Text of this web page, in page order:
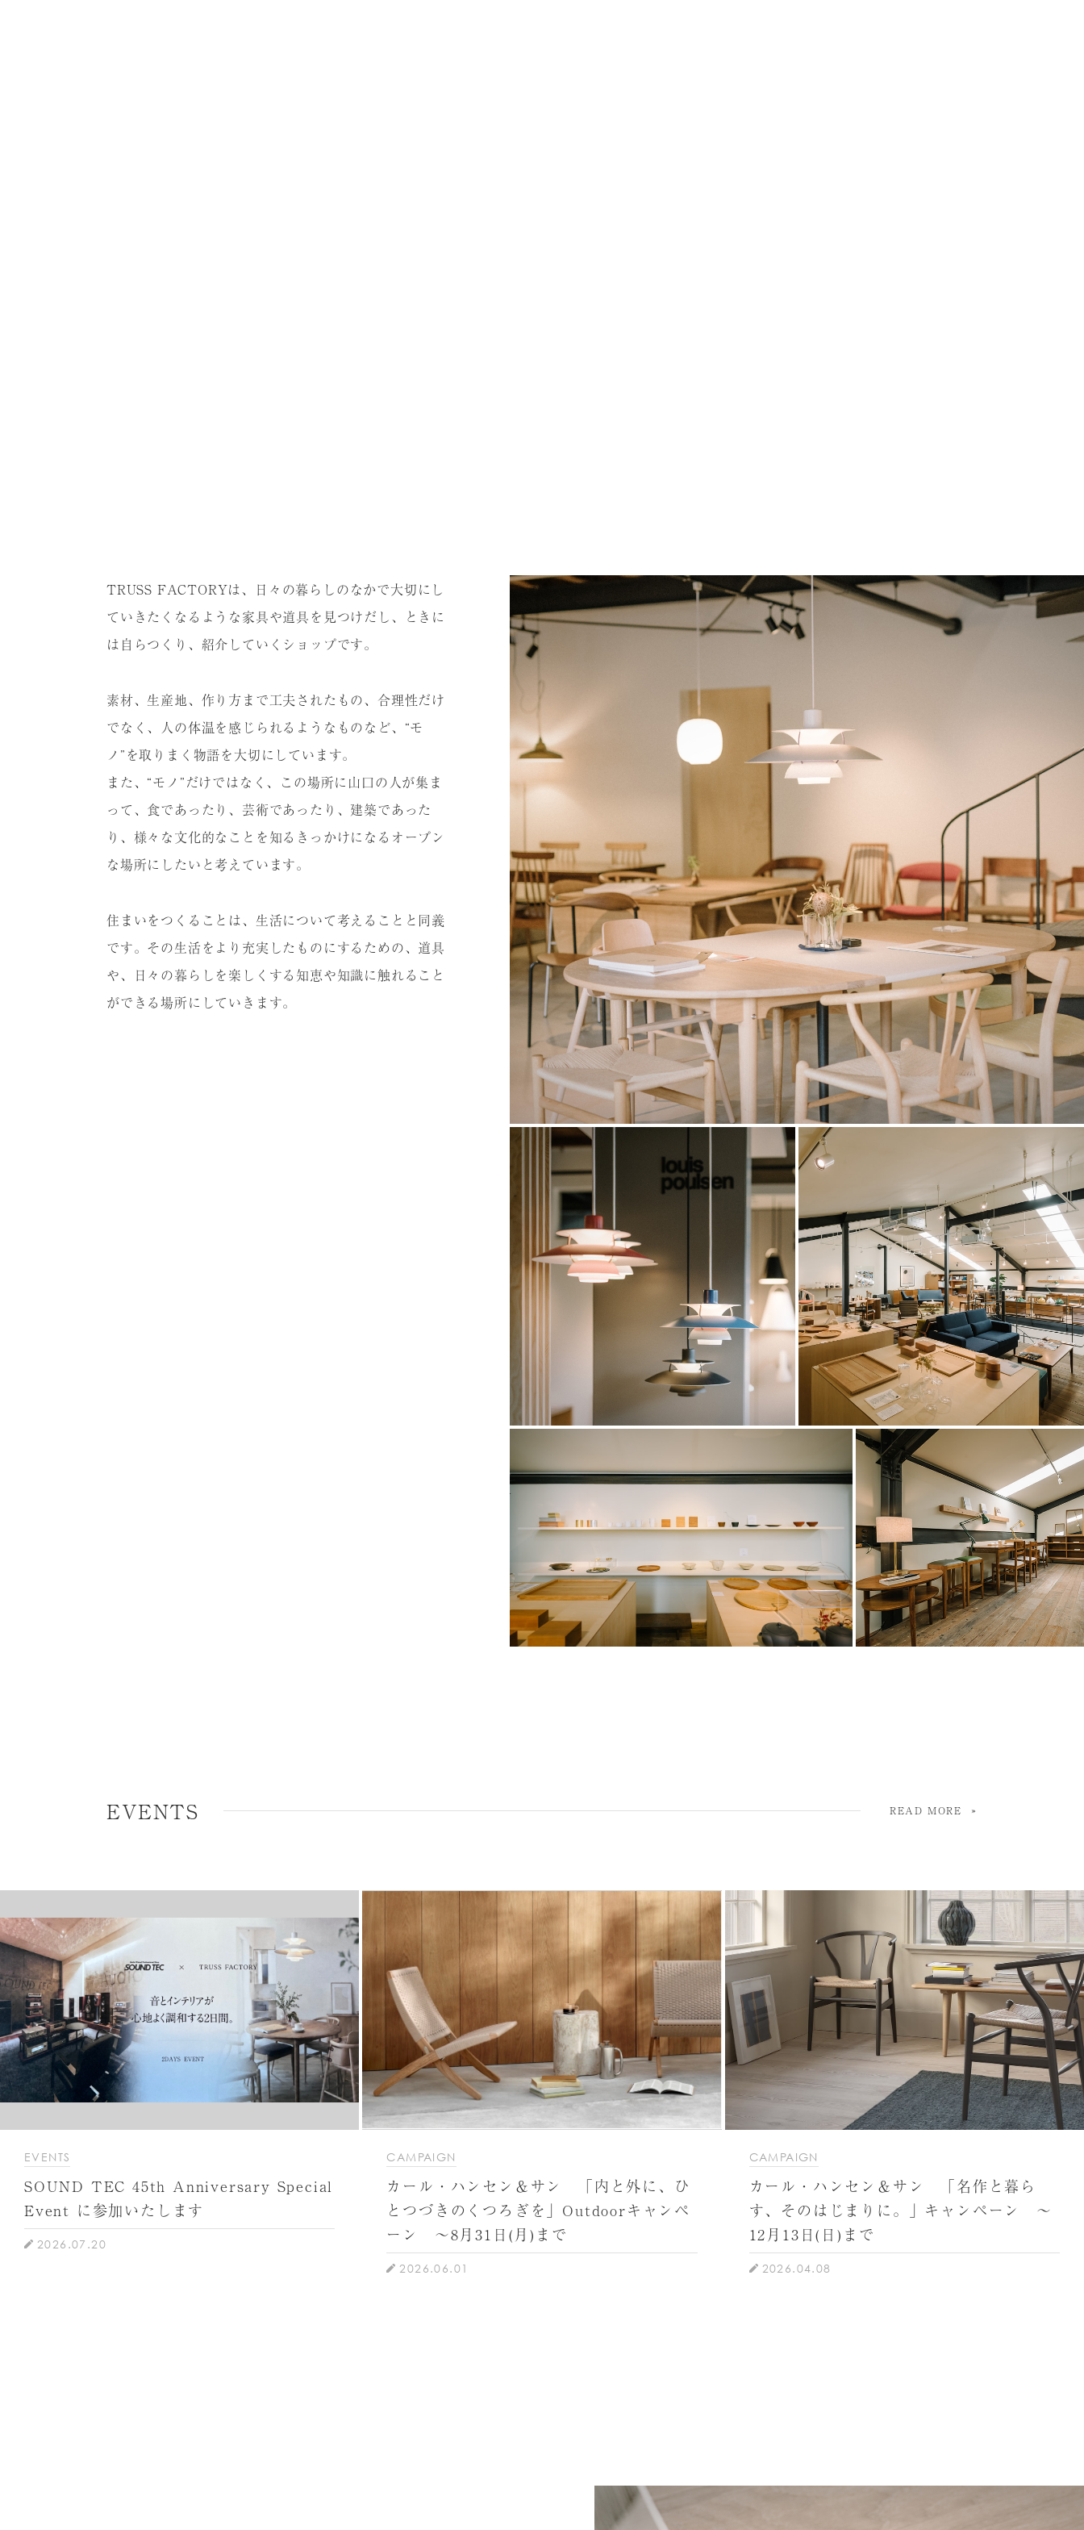
TRUSS FACTORYは、⽇々の暮らしのなかで⼤切にし
ていきたくなるような家具や道具を⾒つけだし、ときに
は⾃らつくり、紹介していくショップです。
素材、⽣産地、作り⽅まで⼯夫されたもの、合理性だけ
でなく、⼈の体温を感じられるようなものなど、“モ
ノ”を取りまく物語を⼤切にしています。
また、“モノ”だけではなく、この場所に⼭⼝の⼈が集ま
って、⾷であったり、芸術であったり、建築であった
り、様々な⽂化的なことを知るきっかけになるオープン
な場所にしたいと考えています。
住まいをつくることは、⽣活について考えることと同義
です。その⽣活をより充実したものにするための、道具
や、⽇々の暮らしを楽しくする知恵や知識に触れること
ができる場所にしていきます。
EVENTS
EVENTS
SOUND TEC 45th Anniversary Special
Event に参加いたします
2026.07.20
CAMPAIGN
カール・ハンセン＆サン 「内と外に、ひ
とつづきのくつろぎを」Outdoorキャンペ
ーン ～8月31日(月)まで
2026.06.01
CAMPAIGN
カール・ハンセン＆サン 「名作と暮ら
す、そのはじまりに。」キャンペーン ～
12月13日(日)まで
2026.04.08
READ MORE